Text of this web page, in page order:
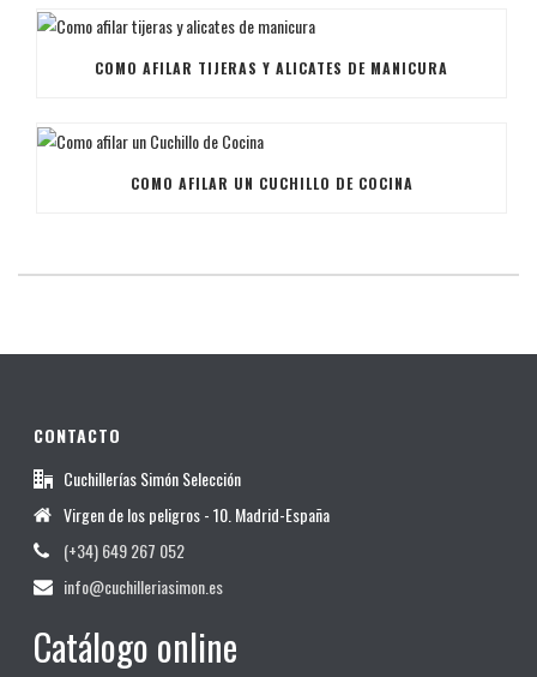
COMO AFILAR TIJERAS Y ALICATES DE MANICURA
COMO AFILAR UN CUCHILLO DE COCINA
CONTACTO
Cuchillerías Simón Selección
Virgen de los peligros - 10. Madrid-España
(+34) 649 267 052
info@cuchilleriasimon.es
Catálogo online